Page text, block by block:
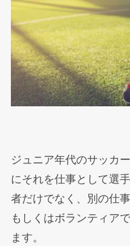
ジュニア年代のサッカ
にそれを仕事として選
者だけでなく、別の仕
もしくはボランティア
ます。